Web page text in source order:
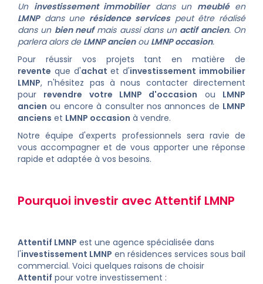
Un investissement immobilierdans un meubléen
LMNPdans une résidence servicespeut être réalisé
dans un bien neufmais aussi dans un actif ancien. On
parlera alors de LMNP ancienou LMNP occasion.
Pour réussir vos projets tant en matière de
revente que d'achat et d'investissement immobilier
LMNP, n'hésitez pas ànous contacter directement
pour revendre votre LMNP d'occasion ou LMNP
ancien ou encore à consulter nosannonces de LMNP
anciens et LMNP occasion à vendre.
Notre équipe d'experts professionnels sera ravie de
vous accompagner et de vous apporter une réponse
rapide et adaptée à vos besoins.
Pourquoi investir avec Attentif LMNP
Attentif LMNP est une agence spécialisée dans
l'investissement LMNP en résidences services sous bail
commercial. Voici quelques raisons de choisir
Attentif pour votre investissement :